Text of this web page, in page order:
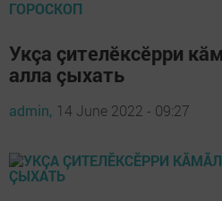
ГОРОСКОП
Укçа çителӗксӗрри
алла çыхать
admin, 14 June 2022 - 09:27